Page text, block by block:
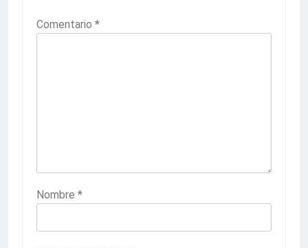
Comentario *
Nombre *